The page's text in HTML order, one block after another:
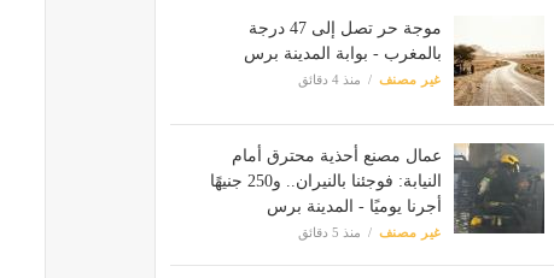
موجة حر تصل إلى 47 درجة
بالمغرب - بوابة المدينة برس
غير مصنف منذ 4 دقائق
عمال مصنع أحذية محترق أمام
النيابة: فوجئنا بالنيران.. و250 جنيهًا
أجرنا يوميًا - المدينة برس
غير مصنف منذ 5 دقائق